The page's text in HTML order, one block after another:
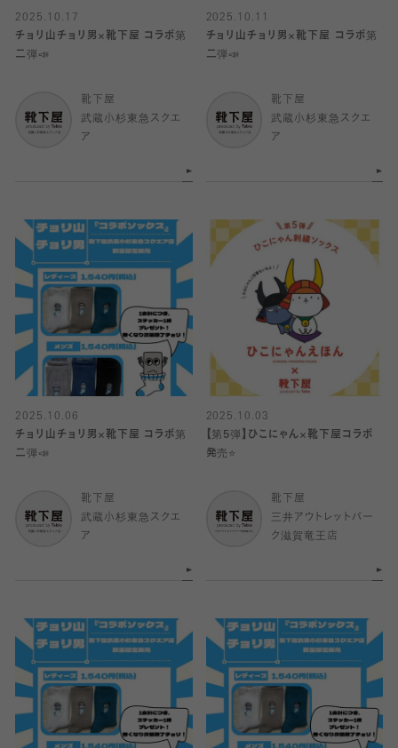
2025.10.17
チョリ山チョリ男×靴下屋 コラボ第
二弾📣
靴下屋
武蔵小杉東急スクエ
ア
2025.10.11
チョリ山チョリ男×靴下屋 コラボ第
二弾📣
靴下屋
武蔵小杉東急スクエ
ア
2025.10.06
チョリ山チョリ男×靴下屋 コラボ第
二弾📣
靴下屋
武蔵小杉東急スクエ
ア
2025.10.03
【第5弾】ひこにゃん×靴下屋コラボ
発売⭐️
靴下屋
三井アウトレットパー
ク滋賀竜王店